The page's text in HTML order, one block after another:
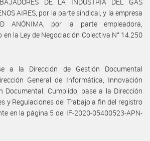
AIRES, por la parte sindical, y la empresa
ANÓNIMA, por la parte empleadora,
la Ley de Negociación Colectiva N° 14.250
a la Dirección de Gestión Documental
General de Informática, Innovación
Documental. Cumplido, pase a la Dirección
y Regulaciones del Trabajo a fin del registro
en la página 5 del IF-2020-05400523-APN-